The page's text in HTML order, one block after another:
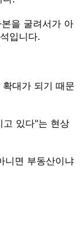
을 굴려서가 아
입니다.
대가 되기 때문
고 있다"는 현상
니면 부동산이냐